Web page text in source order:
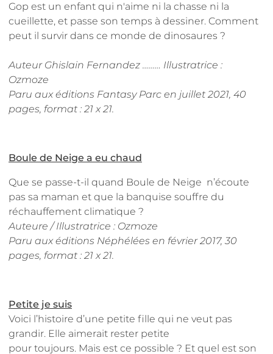
Gop est un enfant qui n'aime ni la chasse ni la
cueillette, et passe son temps à dessiner. Comment
peut il survir dans ce monde de dinosaures ?
Auteur Ghislain Fernandez ……… Illustratrice :
Ozmoze
Paru aux éditions Fantasy Parc en juillet 2021, 40
pages, format : 21 x 21.
Boule de Neige a eu chaud
Que se passe-t-il quand Boule de Neige n’écoute
pas sa maman et que la banquise souffre du
réchauffement climatique ?
Auteure / Illustratrice : Ozmoze
Paru aux éditions Néphélées en février 2017, 30
pages, format : 21 x 21.
Petite je suis
Voici l’histoire d’une petite fille qui ne veut pas
grandir. Elle aimerait rester petite
pour toujours. Mais est ce possible ? Et quel est son